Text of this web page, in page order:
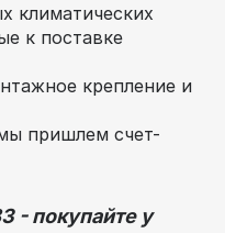
климатических
к поставке
крепление и
пришлем счет-
- покупайте у